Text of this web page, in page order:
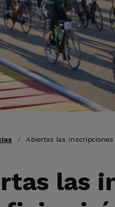
DE
Abiertas las inscripciones
las